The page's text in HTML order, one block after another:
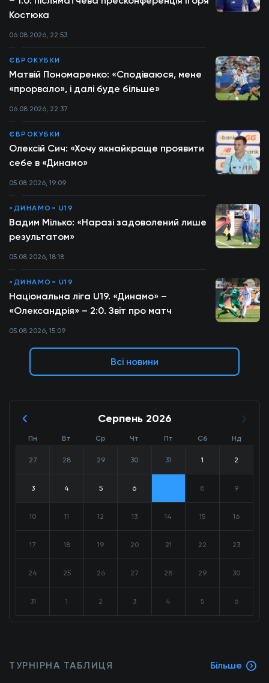
Костюка
06.08.2026, 22:53
ЄВРОКУБКИ
Матвій Пономаренко: «Сподіваюся, мене
«прорвало», і далі буде більше»
06.08.2026, 22:37
ЄВРОКУБКИ
Олексій Сич: «Хочу якнайкраще проявити
себе в «Динамо»
05.08.2026, 19:09
«ДИНАМО» U19
Вадим Мілько: «Наразі задоволений лише
результатом»
05.08.2026, 18:18
«ДИНАМО» U19
Національна ліга U19. «Динамо» –
«Олександрія» – 2:0. Звіт про матч
05.08.2026, 15:09
Всі новини
Серпень 2026
Пн Вт Ср Чт Пт Сб Нд
27 28 29 30 31 1 2
3 4 5 6 8 9
10 11 12 13 14 15 16
17 18 19 20 21 22 23
24 25 26 27 28 29 30
31 1 2 3 4 5 6
ТУРНІРНА ТАБЛИЦЯ Більше